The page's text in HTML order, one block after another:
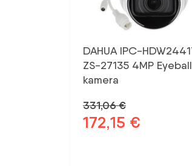
DAHUA IPC-
ZS-27135 4MP
kamera
331,06€
Первоначальная
172,15 €